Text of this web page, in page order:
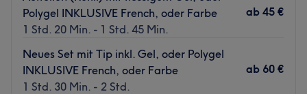
Das Team:
Das Team ist ausgesprochen qualifiziert und dabei super
Spanisch, Polnisch, Serbisch, Albanisch und Persisch
gesprochen.
Polygel INKLUSIVE French, oder Farbe
1 Std. 20 Min. - 1 Std. 45 Min.
ab 45 €
Neues Set mit Tip inkl. Gel, oder Polygel
INKLUSIVE French, oder Farbe
1 Std. 30 Min. - 2 Std.
ab 60 €